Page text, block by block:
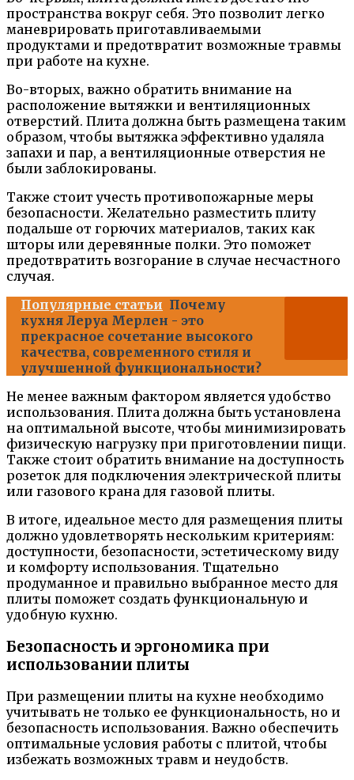
пространства вокруг себя. Это позволит легко
маневрировать приготавливаемыми
продуктами и предотвратит возможные травмы
при работе на кухне.
Во-вторых, важно обратить внимание на
расположение вытяжки и вентиляционных
отверстий. Плита должна быть размещена таким
образом, чтобы вытяжка эффективно удаляла
запахи и пар, а вентиляционные отверстия не
были заблокированы.
Также стоит учесть противопожарные меры
безопасности. Желательно разместить плиту
подальше от горючих материалов, таких как
шторы или деревянные полки. Это поможет
предотвратить возгорание в случае несчастного
случая.
Популярные статьи Почему
кухня Леруа Мерлен - это
прекрасное сочетание высокого
качества, современного стиля и
улучшенной функциональности?
Не менее важным фактором является удобство
использования. Плита должна быть установлена
на оптимальной высоте, чтобы минимизировать
физическую нагрузку при приготовлении пищи.
Также стоит обратить внимание на доступность
розеток для подключения электрической плиты
или газового крана для газовой плиты.
В итоге, идеальное место для размещения плиты
должно удовлетворять нескольким критериям:
доступности, безопасности, эстетическому виду
и комфорту использования. Тщательно
продуманное и правильно выбранное место для
плиты поможет создать функциональную и
удобную кухню.
Безопасность и эргономика при
использовании плиты
При размещении плиты на кухне необходимо
учитывать не только ее функциональность, но и
безопасность использования. Важно обеспечить
оптимальные условия работы с плитой, чтобы
избежать возможных травм и неудобств.